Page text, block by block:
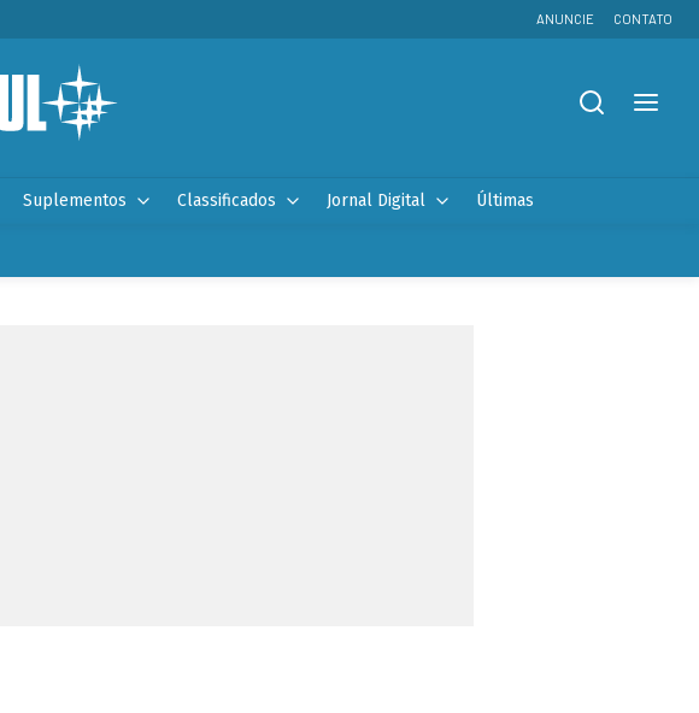
ANUNCIE CONTATO
Suplementos Classificados Jornal Digital Últimas